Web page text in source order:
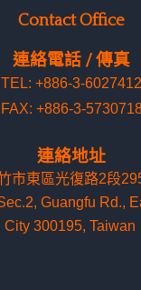
Contact Office
連絡電話 / 傳真
TEL: +886-3-6027412
FAX: +886-3-
連絡地址
市東區光復路2段
Guangfu Rd.,
City 300195, Taiwan